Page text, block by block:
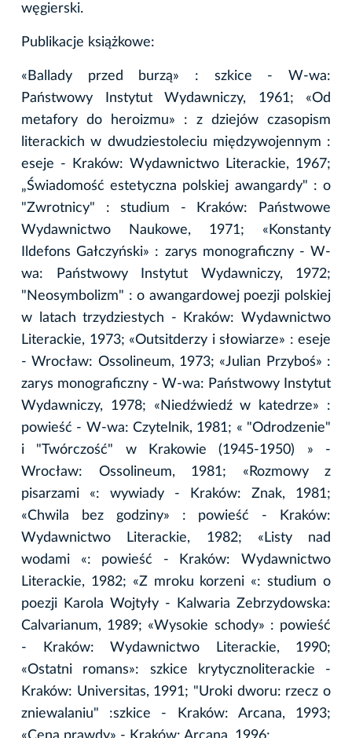
węgierski.
Publikacje książkowe:
«Ballady przed burzą» : szkice - W-wa:
Państwowy Instytut Wydawniczy, 1961; «Od
metafory do heroizmu» : z dziejów czasopism
literackich w dwudziestoleciu międzywojennym :
eseje - Kraków: Wydawnictwo Literackie, 1967;
„Świadomość estetyczna polskiej awangardy" : o
"Zwrotnicy" : studium - Kraków: Państwowe
Wydawnictwo Naukowe, 1971; «Konstanty
Ildefons Gałczyński» : zarys monograficzny - W-
wa: Państwowy Instytut Wydawniczy, 1972;
"Neosymbolizm" : o awangardowej poezji polskiej
w latach trzydziestych - Kraków: Wydawnictwo
Literackie, 1973; «Outsitderzy i słowiarze» : eseje
- Wrocław: Ossolineum, 1973; «Julian Przyboś» :
zarys monograficzny - W-wa: Państwowy Instytut
Wydawniczy, 1978; «Niedźwiedź w katedrze» :
powieść - W-wa: Czytelnik, 1981; « "Odrodzenie"
i "Twórczość" w Krakowie (1945-1950) » -
Wrocław: Ossolineum, 1981; «Rozmowy z
pisarzami «: wywiady - Kraków: Znak, 1981;
«Chwila bez godziny» : powieść - Kraków:
Wydawnictwo Literackie, 1982; «Listy nad
wodami «: powieść - Kraków: Wydawnictwo
Literackie, 1982; «Z mroku korzeni «: studium o
poezji Karola Wojtyły - Kalwaria Zebrzydowska:
Calvarianum, 1989; «Wysokie schody» : powieść
- Kraków: Wydawnictwo Literackie, 1990;
«Ostatni romans»: szkice krytycznoliterackie -
Kraków: Universitas, 1991; "Uroki dworu: rzecz o
zniewalaniu" :szkice - Kraków: Arcana, 1993;